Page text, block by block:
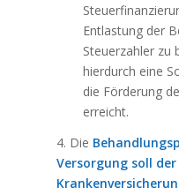
Entlastung der
Steuerzahler zu
hierdurch eine
die Förderung
erreicht.
4. Die
Versorgung soll